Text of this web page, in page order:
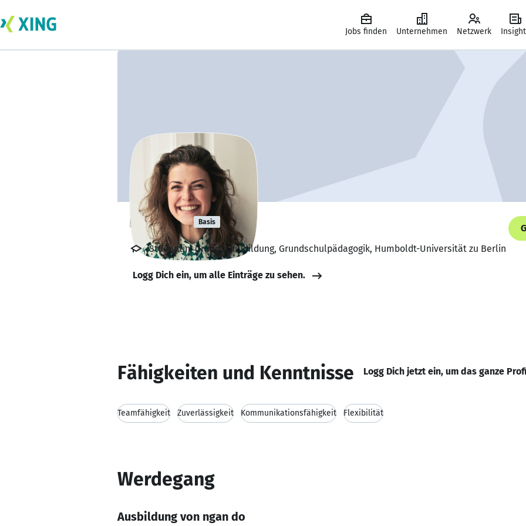
Jobs finden Unternehmen Netzwerk
ngan do Basis
Studentin, Grundschulbildung, Grundschulpädagogik, Humboldt-Universität zu Berlin
Logg Dich ein, um alle Einträge zu sehen.
Fähigkeiten und Kenntnisse Logg Dich jetzt ein, um das ganze
Teamfähigkeit Zuverlässigkeit Kommunikationsfähigkeit Flexibilität
Werdegang
Ausbildung von ngan do